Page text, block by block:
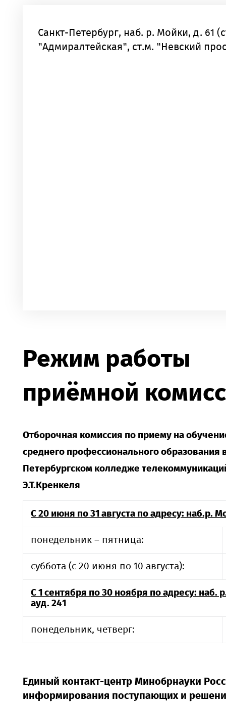
Санкт-Петербург, наб. р. Мойки, д. 61
"Адмиралтейская", ст.м. "Невский
Режим работы
приёмной
Отборочная комиссия по приему на
среднего профессионального образования
Петербургском колледже
Э.Т.Кренкеля
С 20 июня по 31 августа по адресу: наб.р.
понедельник – пятница:
суббота (с 20 июня по 10 августа):
С 1 сентября по 30 ноября по адресу: наб.
ауд. 241
понедельник, четверг:
Единый контакт-центр Минобрнауки
информирования поступающих и